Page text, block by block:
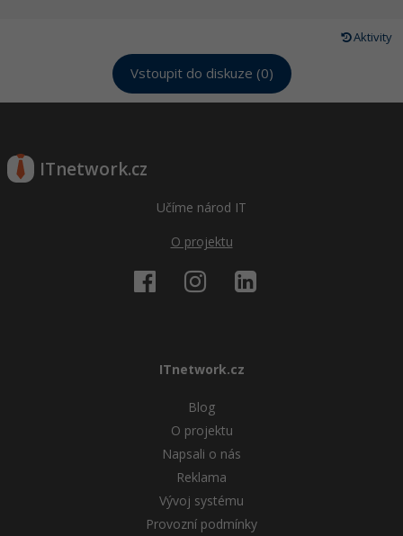
Aktivity
Vstoupit do diskuze (0)
ITnetwork.cz
Učíme národ IT
O projektu
ITnetwork.cz
Blog
O projektu
Napsali o nás
Reklama
Vývoj systému
Provozní podmínky